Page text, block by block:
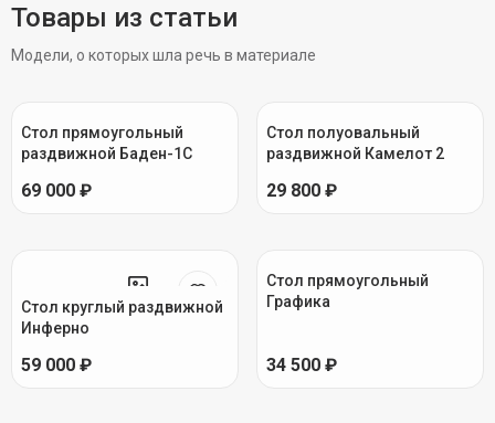
Товары из статьи
Модели, о которых шла речь в материале
Стол прямоугольный
раздвижной Баден-1C
69 000 ₽
Стол полуовальный
раздвижной Камелот 2
29 800 ₽
Стол круглый раздвижной
Инферно
59 000 ₽
Стол прямоугольный
Графика
34 500 ₽